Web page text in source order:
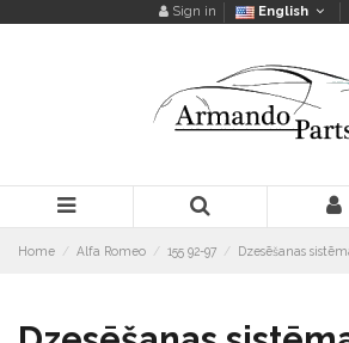
Sign in English
Home Alfa Romeo 155 92-97 Dzesēšanas